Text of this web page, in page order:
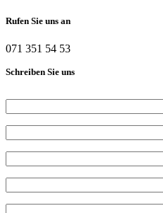
Rufen Sie uns an
071 351 54 53
Schreiben Sie uns